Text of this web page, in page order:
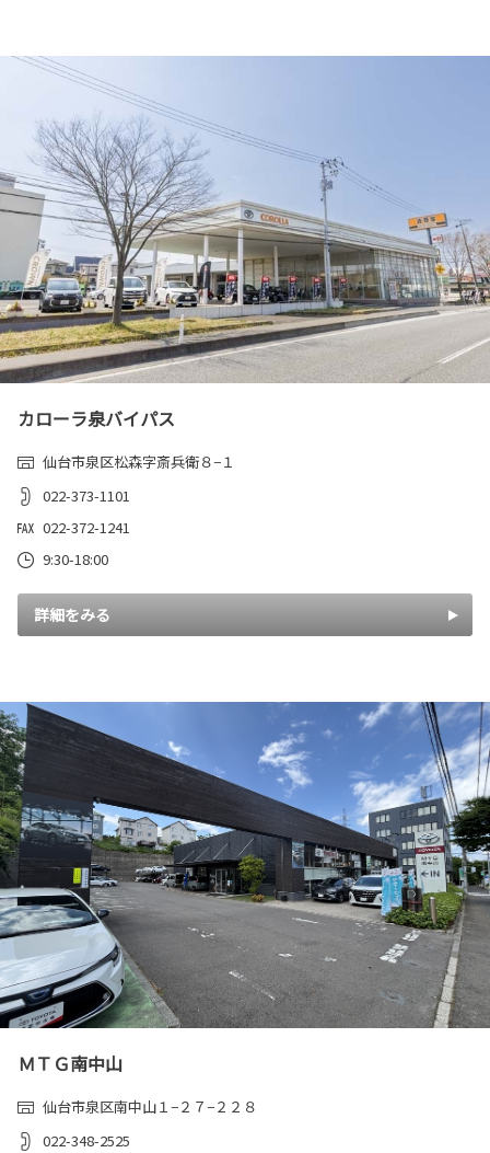
カローラ泉バイパス
仙台市泉区松森字斎兵衛８−１
022-373-1101
022-372-1241
9:30-18:00
詳細をみる
ＭＴＧ南中山
仙台市泉区南中山１−２７−２２８
022-348-2525